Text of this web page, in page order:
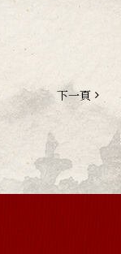
下一頁